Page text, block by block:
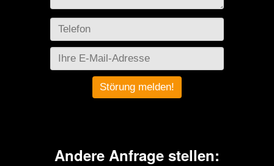
Andere Anfrage stellen: